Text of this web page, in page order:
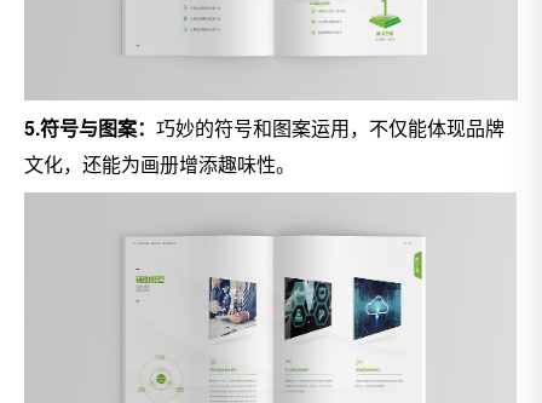
5.符号与图案： 巧妙的符号和图案运用，不仅能体现品牌
文化，还能为画册增添趣味性。